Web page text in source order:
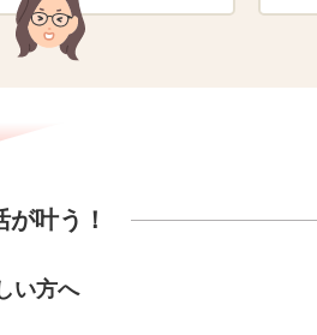
叶う！
い方へ